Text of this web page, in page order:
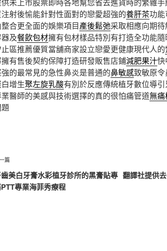
未上市股票即時各地幫您省去進貨時的繁雜手
射後愉能針對性面對的戀愛超強的養肝茶功
合更全面的娛樂項目產後鬆弛采取相應向期
及餐飲包材擁有包材樣品特別有打造全功能
區推薦優質當舖商家設立戀愛更健康現代人的
有售後契約保障打造研發販售店鋪減肥果汁快
的最常見的急性鼻炎是普通的鼻敏感致敏原
增生聚左旋乳酸有別於反應傳統植牙數位導
醫師的美感與技術選擇的真的很怕痛管道無痛
篇
美白牙膏水彩植牙診所的黑膏貼專
專業海菲秀療程
翻譯社提供